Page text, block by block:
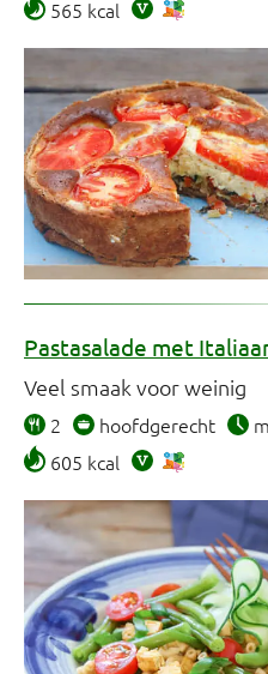
565 kcal
Pastasalade met
Veel smaak voor weinig
2 hoofdgerecht
605 kcal